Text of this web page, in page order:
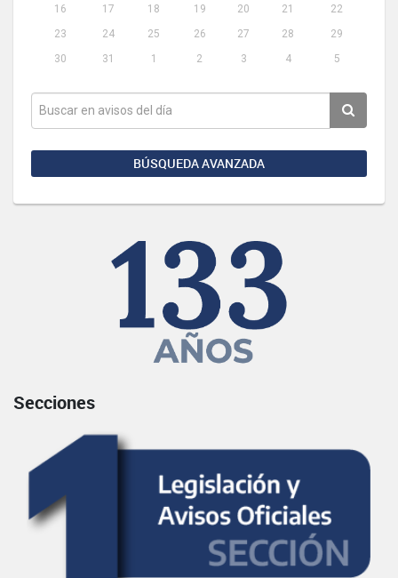
16
17 18 19 20 21
22
23
24 25 26 27 28
29
30
31 1 2 3 4 5
BÚSQUEDA AVANZADA
Secciones